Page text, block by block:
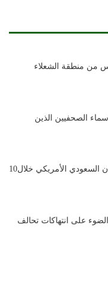
من منطقة الشعلاء
الصحفيين الذين
عين الإنسانية: ضحايا العدوان السعودي الأمريكي خلال10
على انتهاكات تحالف